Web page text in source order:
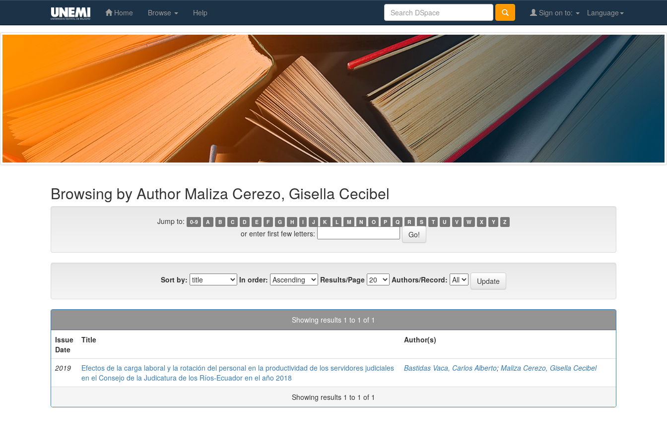
Skip
Home Browse Help Language
Sign on to:
Browsing by Author Maliza Cerezo, Gisella Cecibel
Jump to: 0-9 A B C D E F G H I J K L M N O P Q R S T U V W X Y Z
or enter first few letters:
Sort by: In order: Results/Page Authors/Record:
Showing results 1 to 1 of 1
Issue
Date
Title Author(s)
2019
Efectos de la carga laboral y la rotación del personal en la productividad de los servidores judiciales
en el Consejo de la Judicatura de los Ríos-Ecuador en el año 2018
Bastidas Vaca, Carlos Alberto; Maliza Cerezo, Gisella Cecibel
Showing results 1 to 1 of 1